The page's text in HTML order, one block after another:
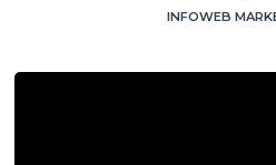
INFOWEB